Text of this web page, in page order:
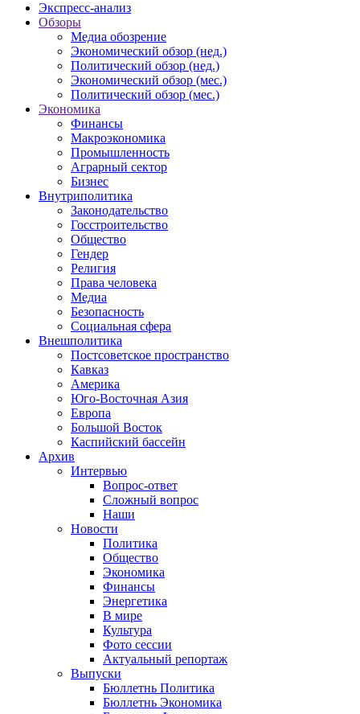
Экспресс-анализ
Обзоры
Медиа обозрение
Экономический обзор (нед.)
Политический обзор (нед.)
Экономический обзор (мес.)
Политический обзор (мес.)
Экономика
Финансы
Макроэкономика
Промышленность
Аграрный сектор
Бизнес
Внутриполитика
Законодательство
Госстроительство
Общество
Гендер
Религия
Права человека
Медиа
Безопасность
Социальная сфера
Внешполитика
Постсоветское пространство
Кавказ
Америка
Юго-Восточная Азия
Европа
Большой Восток
Каспийский бассейн
Архив
Интервью
Вопрос-ответ
Сложный вопрос
Наши
Новости
Политика
Общество
Экономика
Финансы
Энергетика
В мире
Культура
Фото сессии
Актуальный репортаж
Выпуски
Бюллетнь Политика
Бюллетнь Экономика